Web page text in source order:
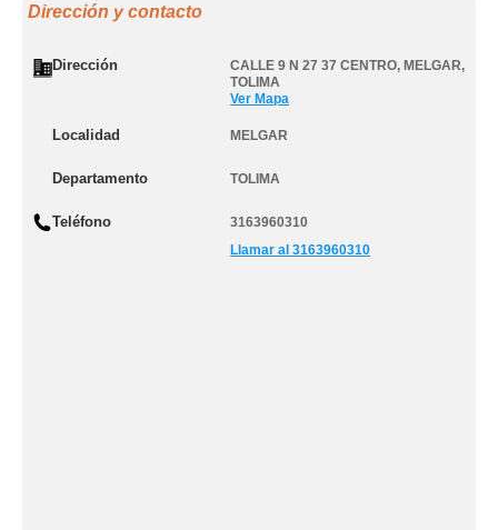
Dirección y contacto
Dirección CALLE 9 N 27 37 CENTRO, MELGAR,
TOLIMA
Ver Mapa
Localidad MELGAR
Departamento TOLIMA
Teléfono
3163960310
Llamar al 3163960310